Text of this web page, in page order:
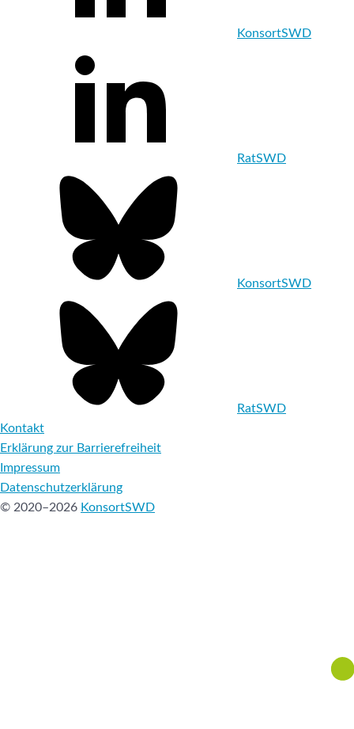
KonsortSWD
RatSWD
KonsortSWD
RatSWD
Kontakt
Erklärung zur Barrierefreiheit
Impressum
Datenschutzerklärung
© 2020–2026 KonsortSWD